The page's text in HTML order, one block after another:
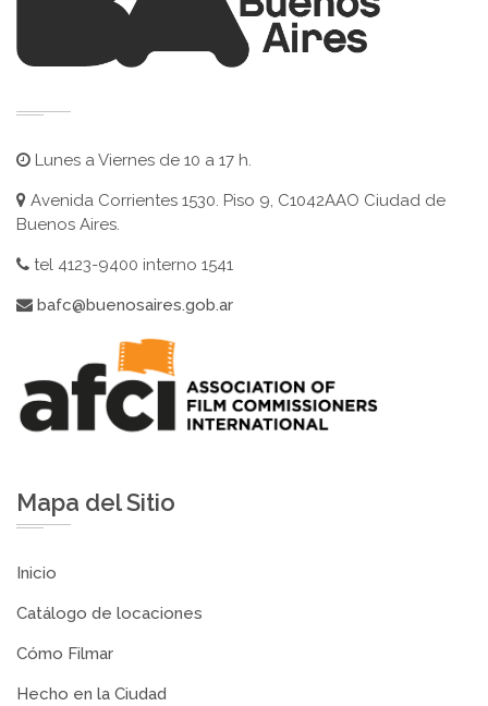
Lunes a Viernes de 10 a 17 h.
Avenida Corrientes 1530. Piso 9, C1042AAO Ciudad de
Buenos Aires.
tel 4123-9400 interno 1541
bafc@buenosaires.gob.ar
Mapa del Sitio
Inicio
Catálogo de locaciones
Cómo Filmar
Hecho en la Ciudad